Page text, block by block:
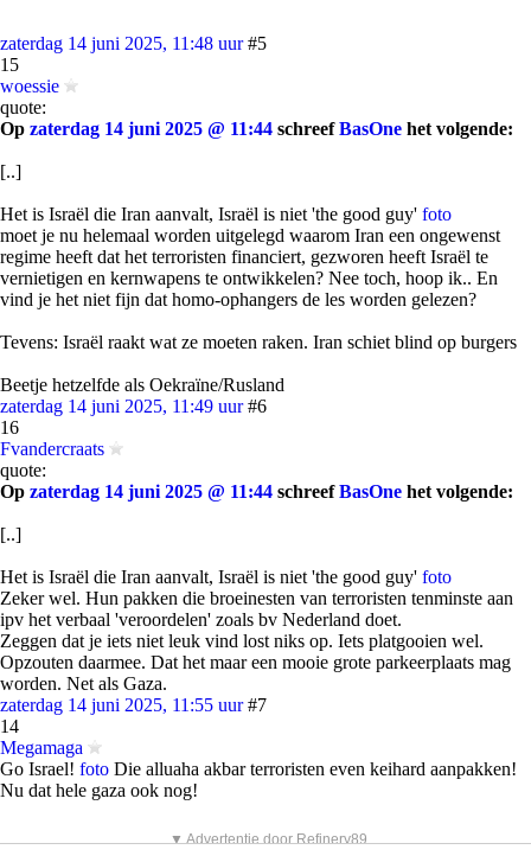
zaterdag 14 juni 2025, 11:48 uur #5
15
woessie
quote:
Op zaterdag 14 juni 2025 @ 11:44 schreefBasOne het volgende:
[..]
Het is Israël die Iran aanvalt, Israël is niet 'the good guy' foto
moet je nu helemaal worden uitgelegd waarom Iran een ongewenst
regime heeft dat het terroristen financiert, gezworen heeft Israël te
vernietigen en kernwapens te ontwikkelen? Nee toch, hoop ik.. En
vind je het niet fijn dat homo-ophangers de les worden gelezen?
Tevens: Israël raakt wat ze moeten raken. Iran schiet blind op burgers
Beetje hetzelfde als Oekraïne/Rusland
zaterdag 14 juni 2025, 11:49 uur #6
16
Fvandercraats
quote:
Op zaterdag 14 juni 2025 @ 11:44 schreefBasOne het volgende:
[..]
Het is Israël die Iran aanvalt, Israël is niet 'the good guy' foto
Zeker wel. Hun pakken die broeinesten van terroristen tenminste aan
ipv het verbaal 'veroordelen' zoals bv Nederland doet.
Zeggen dat je iets niet leuk vind lost niks op. Iets platgooien wel.
Opzouten daarmee. Dat het maar een mooie grote parkeerplaats mag
worden. Net als Gaza.
zaterdag 14 juni 2025, 11:55 uur #7
14
Megamaga
Go Israel! foto Die alluaha akbar terroristen even keihard aanpakken!
Nu dat hele gaza ook nog!
▼ Advertentie door Refinery89